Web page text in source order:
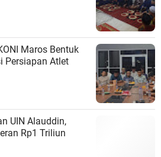
Maros Bentuk
Persiapan Atlet
UIN Alauddin,
Rp1 Triliun